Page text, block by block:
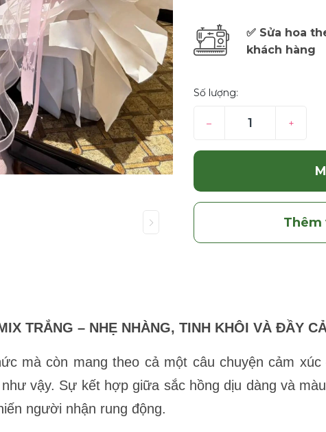
✅ Sửa hoa
khách hàng
Số lượng:
– +
Thêm
TRẮNG – NHẸ NHÀNG, TINH KHÔI VÀ ĐẦY
mà còn mang theo cả một câu chuyện cảm
vậy. Sự kết hợp giữa sắc hồng dịu dàng và
người nhận rung động.